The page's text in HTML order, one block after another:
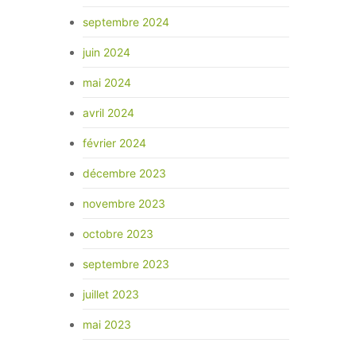
septembre 2024
juin 2024
mai 2024
avril 2024
février 2024
décembre 2023
novembre 2023
octobre 2023
septembre 2023
juillet 2023
mai 2023